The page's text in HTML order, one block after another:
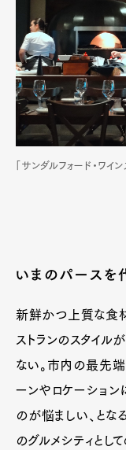
「サンダルフォード・ワイ
いまのパースを
新鮮かつ上質な食
ストランのスタイル
ない。市内の最先端
ーンやロケーション
のが悩ましい、とな
のグルメシティとし